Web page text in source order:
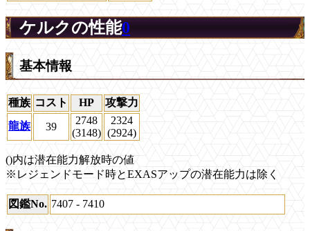
ケルクの性能0
基本情報
種族 コスト HP
攻撃力
龍族
39
2748
(3148)
2324
(2924)
()内は潜在能力解放時の値
※レジェンドモード時とEXASアップの潜在能力は除く
図鑑No. 7407 - 7410